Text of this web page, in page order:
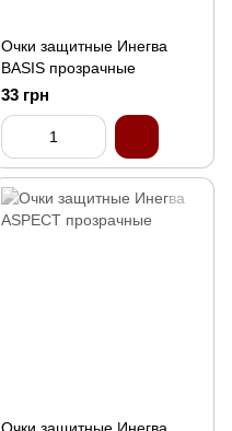
Очки защитные Инегва
BASIS прозрачные
33 грн